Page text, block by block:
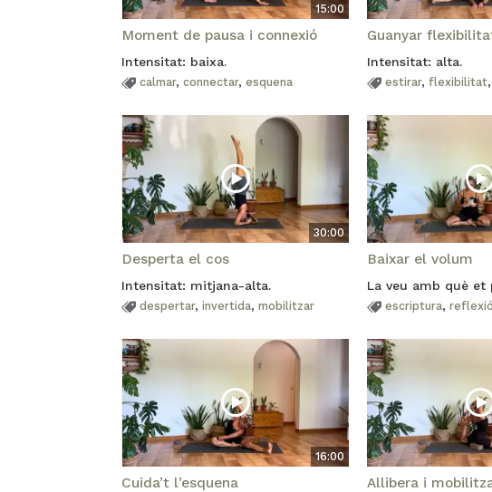
15:00
Moment de pausa i connexió
Intensitat: baixa.
calmar,connectar,esquena
Guanyar
Intensitat: alta.
estirar, flexibilitat,
30:00
Desperta el cos
Intensitat: mitjana-alta.
despertar,invertida,mobilitzar
Baixar el volum
La veu amb què et
escriptura, reflexió
16:00
Cuida’t l’esquena Allibera i